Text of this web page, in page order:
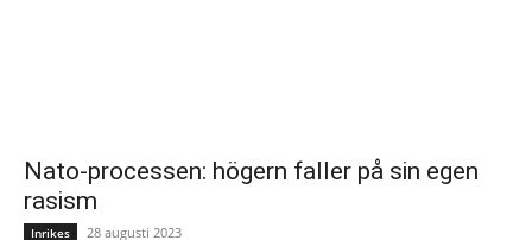
Nato-processen: högern faller på sin egen
rasism
Inrikes 28 augusti 2023